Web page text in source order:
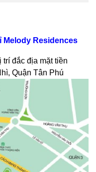
Melody Residences
trí đắc địa mặt tiền
Quận Tân Phú